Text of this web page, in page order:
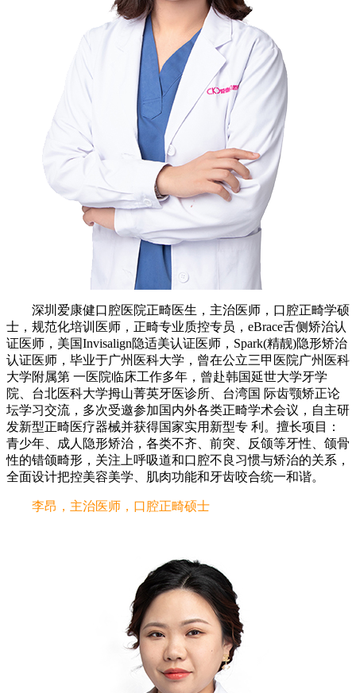
深圳爱康健口腔医院正畸医生，主治医师，口腔正畸学硕
士，规范化培训医师，正畸专业质控专员，eBrace舌侧矫治认
证医师，美国Invisalign隐适美认证医师，Spark(精靓)隐形矫治
认证医师，毕业于广州医科大学，曾在公立三甲医院广州医科
大学附属第 一医院临床工作多年，曾赴韩国延世大学牙学
院、台北医科大学拇山菁英牙医诊所、台湾国 际齿颚矫正论
坛学习交流，多次受邀参加国内外各类正畸学术会议，自主研
发新型正畸医疗器械并获得国家实用新型专 利。擅长项目：
青少年、成人隐形矫治，各类不齐、前突、反颌等牙性、颌骨
性的错颌畸形，关注上呼吸道和口腔不良习惯与矫治的关系，
全面设计把控美容美学、肌肉功能和牙齿咬合统一和谐。
李昂，主治医师，口腔正畸硕士